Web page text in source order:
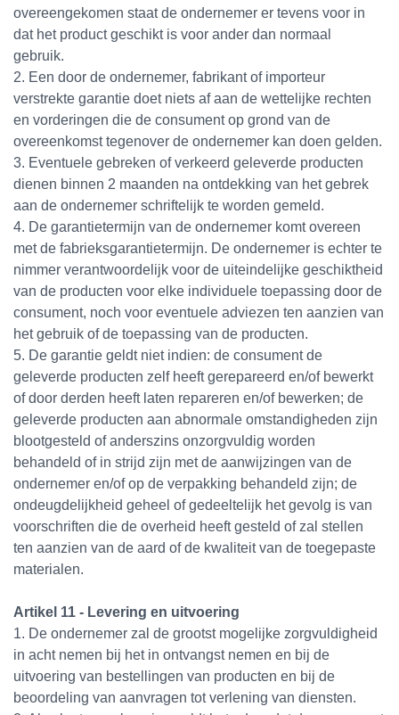
overeengekomen staat de ondernemer er tevens voor in
dat het product geschikt is voor ander dan normaal
gebruik.
2. Een door de ondernemer, fabrikant of importeur
verstrekte garantie doet niets af aan de wettelijke rechten
en vorderingen die de consument op grond van de
overeenkomst tegenover de ondernemer kan doen gelden.
3. Eventuele gebreken of verkeerd geleverde producten
dienen binnen 2 maanden na ontdekking van het gebrek
aan de ondernemer schriftelijk te worden gemeld.
4. De garantietermijn van de ondernemer komt overeen
met de fabrieksgarantietermijn. De ondernemer is echter te
nimmer verantwoordelijk voor de uiteindelijke geschiktheid
van de producten voor elke individuele toepassing door de
consument, noch voor eventuele adviezen ten aanzien van
het gebruik of de toepassing van de producten.
5. De garantie geldt niet indien: de consument de
geleverde producten zelf heeft gerepareerd en/of bewerkt
of door derden heeft laten repareren en/of bewerken; de
geleverde producten aan abnormale omstandigheden zijn
blootgesteld of anderszins onzorgvuldig worden
behandeld of in strijd zijn met de aanwijzingen van de
ondernemer en/of op de verpakking behandeld zijn; de
ondeugdelijkheid geheel of gedeeltelijk het gevolg is van
voorschriften die de overheid heeft gesteld of zal stellen
ten aanzien van de aard of de kwaliteit van de toegepaste
materialen.
Artikel 11 - Levering en uitvoering
1. De ondernemer zal de grootst mogelijke zorgvuldigheid
in acht nemen bij het in ontvangst nemen en bij de
uitvoering van bestellingen van producten en bij de
beoordeling van aanvragen tot verlening van diensten.